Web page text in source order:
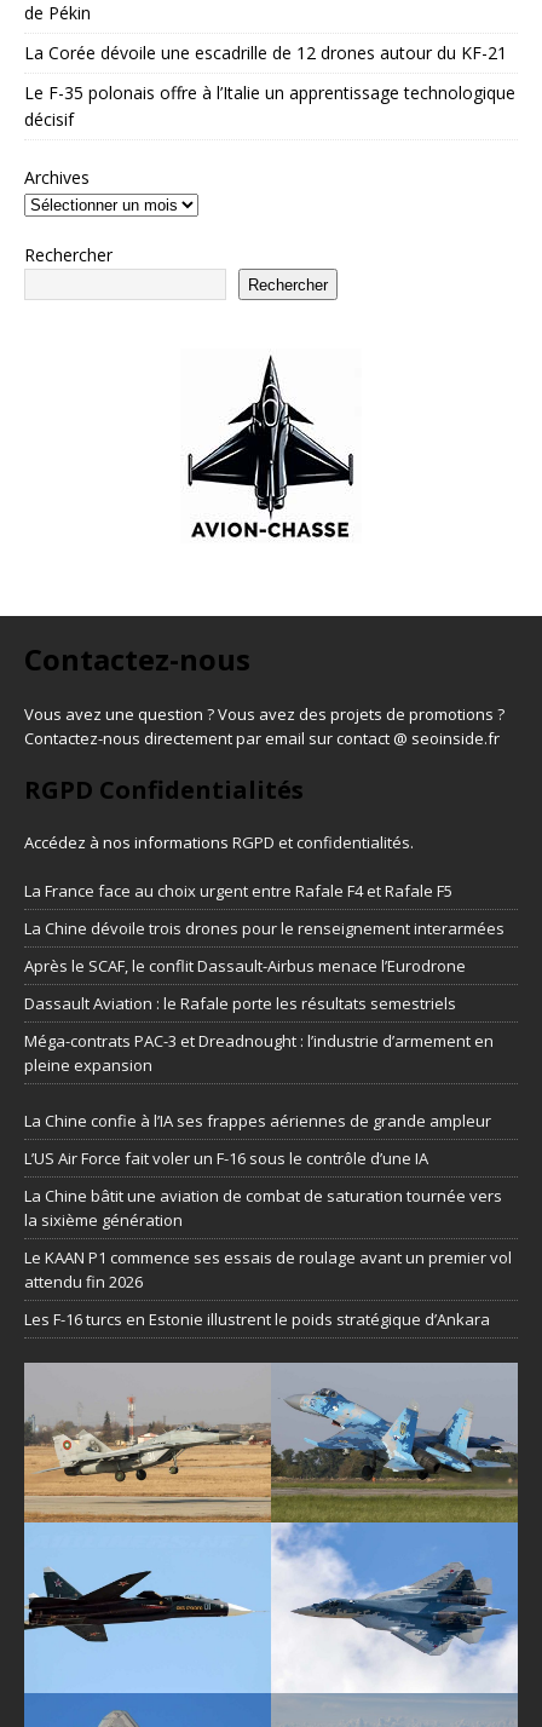
de Pékin
La Corée dévoile une escadrille de 12 drones autour du KF-21
Le F-35 polonais offre à l’Italie un apprentissage technologique
décisif
Archives
Rechercher
Rechercher
Contactez-nous
Vous avez une question ? Vous avez des projets de promotions ?
Contactez-nous directement par email sur contact @ seoinside.fr
RGPD Confidentialités
Accédez à nos informations RGPD et confidentialités.
La France face au choix urgent entre Rafale F4 et Rafale F5
La Chine dévoile trois drones pour le renseignement interarmées
Après le SCAF, le conflit Dassault-Airbus menace l’Eurodrone
Dassault Aviation : le Rafale porte les résultats semestriels
Méga-contrats PAC-3 et Dreadnought : l’industrie d’armement en
pleine expansion
La Chine confie à l’IA ses frappes aériennes de grande ampleur
L’US Air Force fait voler un F-16 sous le contrôle d’une IA
La Chine bâtit une aviation de combat de saturation tournée vers
la sixième génération
Le KAAN P1 commence ses essais de roulage avant un premier vol
attendu fin 2026
Les F-16 turcs en Estonie illustrent le poids stratégique d’Ankara